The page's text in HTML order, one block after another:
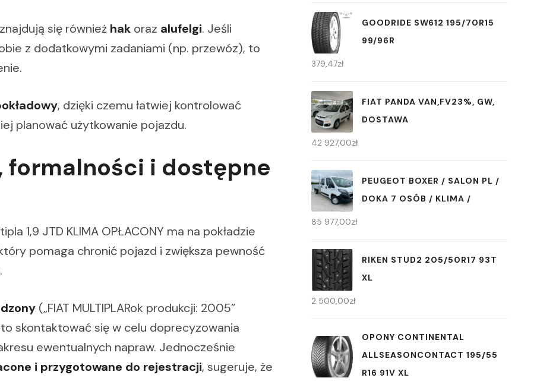
się również hak oraz alufelgi. Jeśli
z dodatkowymi zadaniami (np. przewóz), to
, dzięki czemu łatwiej kontrolować
planować użytkowanie pojazdu.
formalności i dostępne
1,9 JTD KLIMA OPŁACONY ma na pokładzie
pomaga chronić pojazd i zwiększa pewność
(„FIAT MULTIPLARok produkcji: 2005”
skontaktować się w celu doprecyzowania
ewentualnych napraw. Jednocześnie
i przygotowane do rejestracji, sugeruje, że
GOODRIDE SW612 195/70R15
99/96R
379,47zł
FIAT PANDA VAN,FV23%, GW,
DOSTAWA
42 927,00zł
PEUGEOT BOXER / SALON PL /
DOKA 7 OSÓB / KLIMA /
85 977,00zł
RIKEN STUD2 205/50R17 93T
XL
2 500,00zł
OPONY CONTINENTAL
ALLSEASONCONTACT 195/55
R16 91V XL